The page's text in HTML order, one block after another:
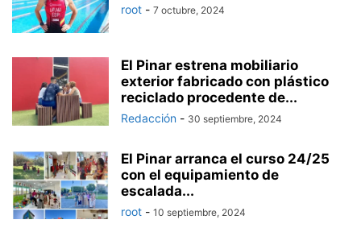
root - 7 octubre, 2024
El Pinar estrena mobiliario
exterior fabricado con plástico
reciclado procedente de...
Redacción - 30 septiembre, 2024
El Pinar arranca el curso 24/25
con el equipamiento de
escalada...
root - 10 septiembre, 2024